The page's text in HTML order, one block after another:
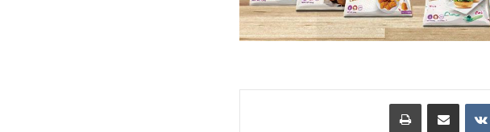
مشاركة عبر البريد طباعة